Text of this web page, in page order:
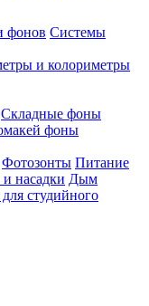
фонов Системы
и колориметры
Складные фоны
фоны
Фотозонты Питание
насадки Дым
студийного